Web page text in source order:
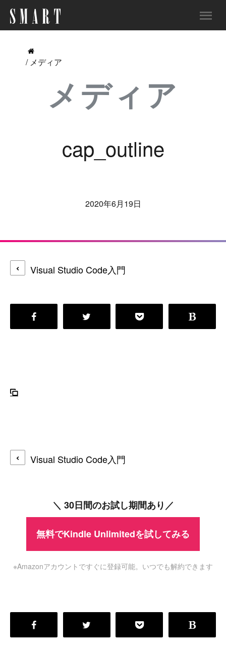
/ メディア
メディア
cap_outline
2020年6月19日
Visual Studio Code入門
Visual Studio Code入門
＼ 30日間のお試し期間あり／
無料でKindle Unlimitedを試してみる
※Amazonアカウントですぐに登録可能。いつでも解約できます